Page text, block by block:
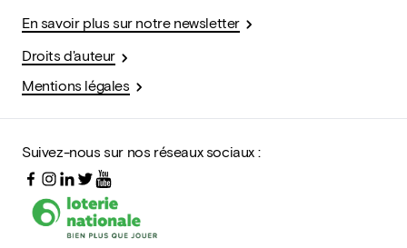
En savoir plus sur notre newsletter
Droits d'auteur
Mentions légales
Suivez-nous sur nos réseaux sociaux :